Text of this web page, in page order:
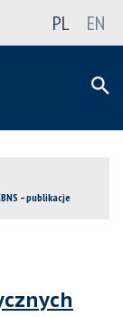
PL EN
– publikacje